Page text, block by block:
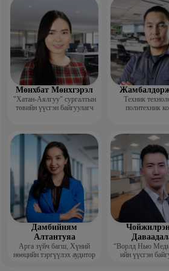
үндсэн
Мөнхбат Мөнхгэрэл
"Хатан-Аялгуу" сургалтын
төвийн үүсгэн байгуулагч
Техник
политехник
Дамбийням
Алтантуяа
Арга зүйч багш, Хүний
нөөцийн тэргүүлэх аудитор
“Ворлд Нью
ийн үүсгэн